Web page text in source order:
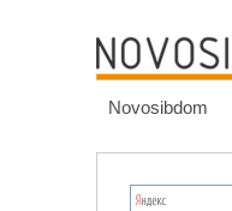
Novosibdom